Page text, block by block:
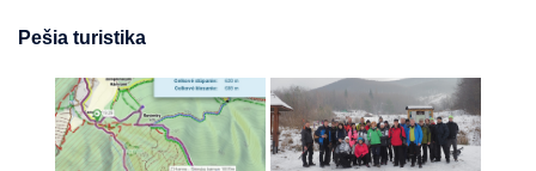
Pešia turistika